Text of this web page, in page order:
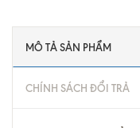
MÔ TẢ SẢN PHẨM
CHÍNH SÁCH ĐỔI TRẢ